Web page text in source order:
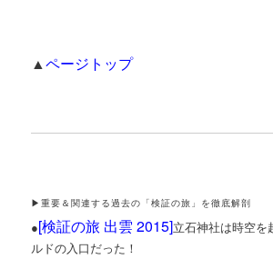
▲ページトップ
▶重要＆関連する過去の「検証の旅」を徹底解剖
●[検証の旅 出雲 2015]立石神社は時空を
ルドの入口だった！